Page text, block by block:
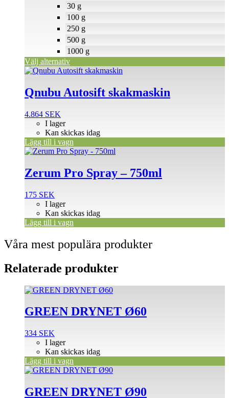
30 g
100 g
250 g
500 g
1000 g
Välj alternativ
Qnubu Autosift skakmaskin
4.864 SEK
I lager
Kan skickas idag
Lägg till i vagn
Zerum Pro Spray – 750ml
175 SEK
I lager
Kan skickas idag
Lägg till i vagn
Våra mest populära produkter
Relaterade produkter
GREEN DRYNET Ø60
334 SEK
I lager
Kan skickas idag
Lägg till i vagn
GREEN DRYNET Ø90